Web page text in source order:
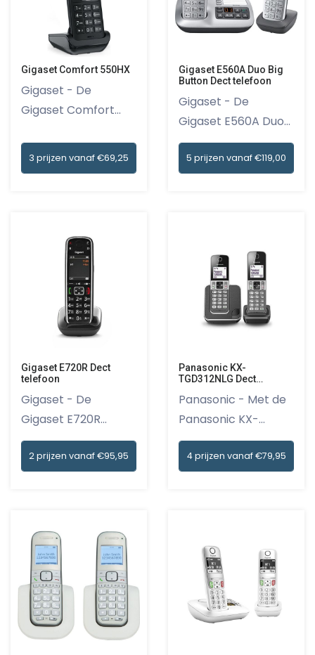
Gigaset Comfort 550HX
Gigaset - De
Gigaset Comfort
3 prijzen vanaf €69,25
Gigaset E560A Duo Big
Button Dect telefoon
Gigaset - De
Gigaset E560A Duo
Big Button D...
5 prijzen vanaf €119,00
Gigaset E720R Dect
telefoon
Gigaset - De
Gigaset E720R
draadloze Dect t...
2 prijzen vanaf €95,95
Panasonic KX-
TGD312NLG Dect
Panasonic - Met de
Panasonic KX-
TGD312NLG D...
4 prijzen vanaf €79,95